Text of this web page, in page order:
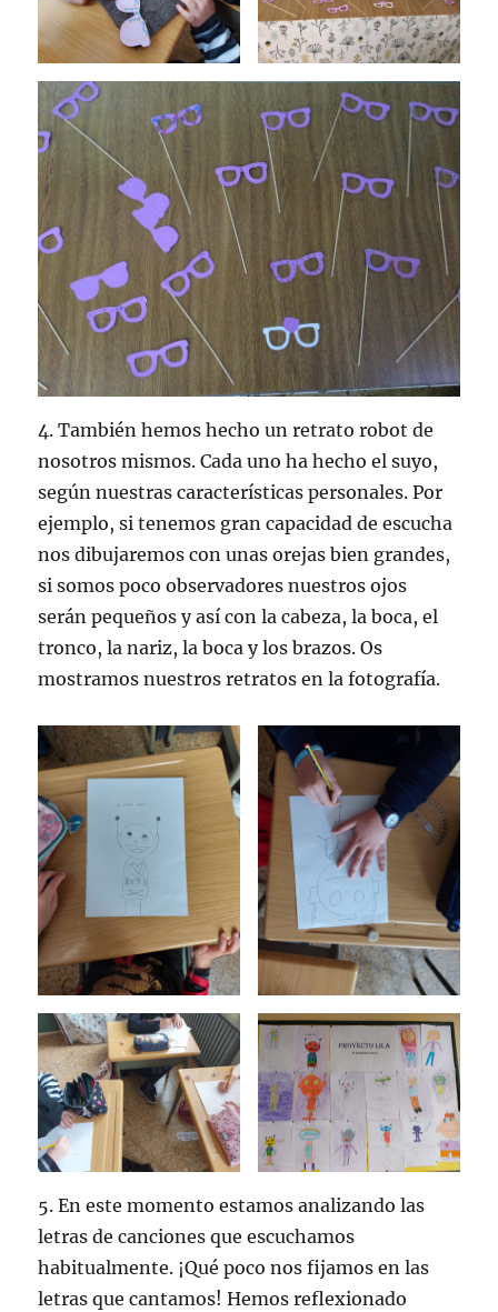
4. También hemos hecho un retrato robot de
nosotros mismos. Cada uno ha hecho el suyo,
según nuestras características personales. Por
ejemplo, si tenemos gran capacidad de escucha
nos dibujaremos con unas orejas bien grandes,
si somos poco observadores nuestros ojos
serán pequeños y así con la cabeza, la boca, el
tronco, la nariz, la boca y los brazos. Os
mostramos nuestros retratos en la fotografía.
5. En este momento estamos analizando las
letras de canciones que escuchamos
habitualmente. ¡Qué poco nos fijamos en las
letras que cantamos! Hemos reflexionado